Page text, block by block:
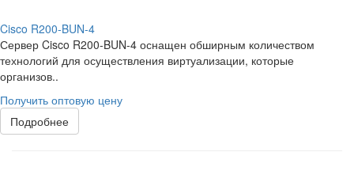
Cisco R200-BUN-4
Сервер Cisco R200-BUN-4 оснащен обширным количеством
технологий для осуществления виртуализации, которые
организов..
Получить оптовую цену
Подробнее